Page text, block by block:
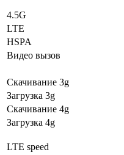
4.5G
LTE
HSPA
Видео вызов
Скачивание 3g
Загрузка 3g
Скачивание 4g
Загрузка 4g
LTE speed